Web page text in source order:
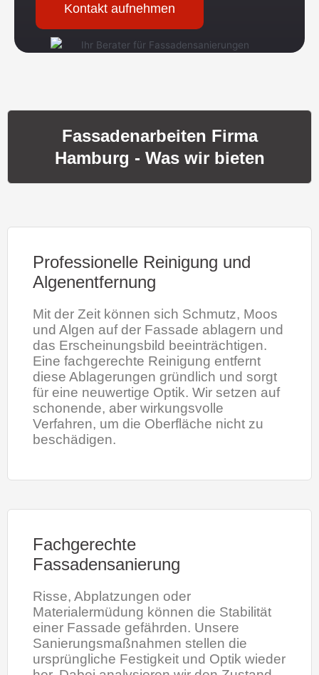
Kontakt aufnehmen
Fassadenarbeiten Firma
Hamburg - Was wir bieten
Professionelle Reinigung und
Algenentfernung
Mit der Zeit können sich Schmutz, Moos
und Algen auf der Fassade ablagern und
das Erscheinungsbild beeinträchtigen.
Eine fachgerechte Reinigung entfernt
diese Ablagerungen gründlich und sorgt
für eine neuwertige Optik. Wir setzen auf
schonende, aber wirkungsvolle
Verfahren, um die Oberfläche nicht zu
beschädigen.
Fachgerechte
Fassadensanierung
Risse, Abplatzungen oder
Materialermüdung können die Stabilität
einer Fassade gefährden. Unsere
Sanierungsmaßnahmen stellen die
ursprüngliche Festigkeit und Optik wieder